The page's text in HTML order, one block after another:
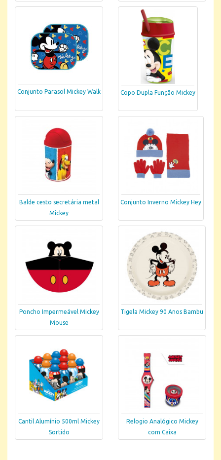
Conjunto Parasol Mickey Walk Copo Dupla Função Mickey
Balde cesto secretária metal
Mickey
Conjunto Inverno Mickey Hey
Poncho Impermeável Mickey
Mouse
Tigela Mickey 90 Anos Bambu
Cantil Alumínio 500ml Mickey
Sortido
Relogio Analógico Mickey
com Caixa